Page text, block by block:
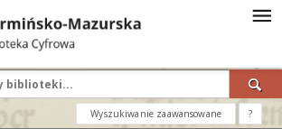
Wyszukiwanie zaawansowane ?